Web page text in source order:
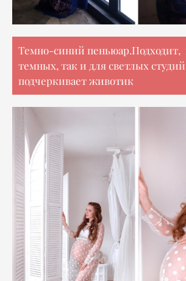
Темно-синий пеньюар.Подходит,
темных, так и для светлых
подчеркивает животик